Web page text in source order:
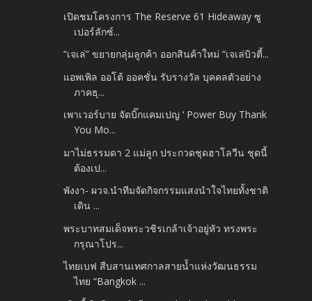
เปิดชมโครงการ The Reserve 61 Hideaway ซู
เปอร์ลักซ์...
“เจเล่” ขยายกลุ่มลูกค้า ออกสินค้าใหม่ “เจเล่บิวตี้...
แอพเพิล ออโต้ ออคชั่น รับรางวัล บุคคลตัวอย่าง
ภาคธุ...
เพาเวอร์บาย จัดบิ๊กแคมเปญ ‘ Power Buy Thank
You Mo...
มาไม่ธรรมดา 2 แม่ลูก ประกวดชุดฮาโลวีน ชุดนี้
ต้องเป...
พังงา- ผวจ.นำทีมจัดกิจกรรมแสงนำใจไทยทั้งชาติ
เดิน ...
พระบาทสมเด็จพระวชิรเกล้าเจ้าอยู่หัว ทรงพระ
กรุณาโปร...
ไทยเบฟ สืบสานเทศกาลสายน้ำแห่งวัฒนธรรม
ไทย “Bangkok ...